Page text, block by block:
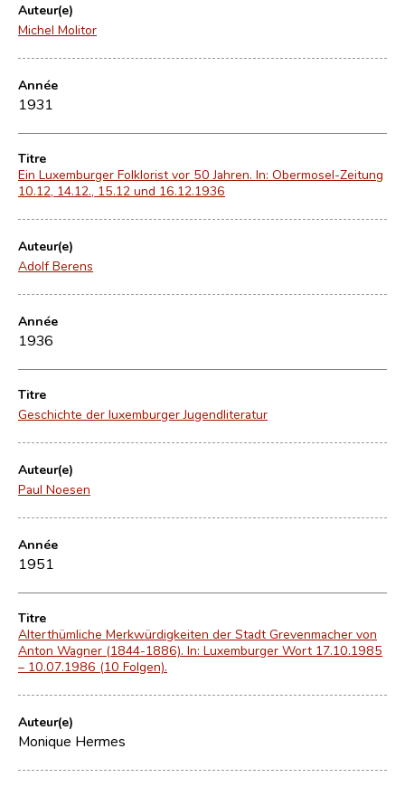
Auteur(e)
Michel Molitor
Année
1931
Titre
Ein Luxemburger Folklorist vor 50 Jahren. In: Obermosel-Zeitung
10.12, 14.12., 15.12 und 16.12.1936
Auteur(e)
Adolf Berens
Année
1936
Titre
Geschichte der luxemburger Jugendliteratur
Auteur(e)
Paul Noesen
Année
1951
Titre
Alterthümliche Merkwürdigkeiten der Stadt Grevenmacher von
Anton Wagner (1844-1886). In: Luxemburger Wort 17.10.1985
– 10.07.1986 (10 Folgen).
Auteur(e)
Monique Hermes